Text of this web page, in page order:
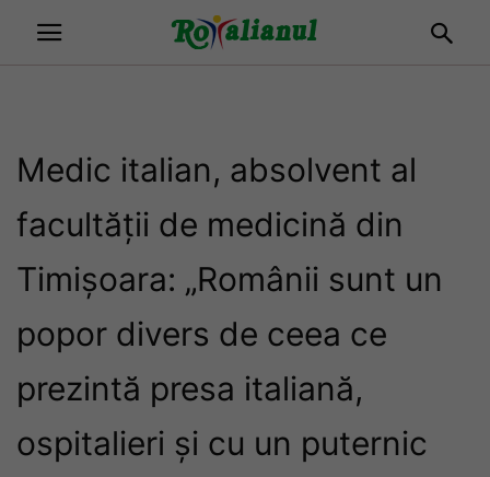
Medic italian, absolvent al
facultății de medicină din
Timișoara: „Românii sunt un
popor divers de ceea ce
prezintă presa italiană,
ospitalieri și cu un puternic